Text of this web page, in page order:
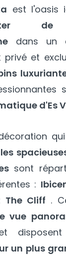
est l'oasis
de
dans un
privé et
d'Es
les
sont
:
The Cliff .
vue
disposent
un plus